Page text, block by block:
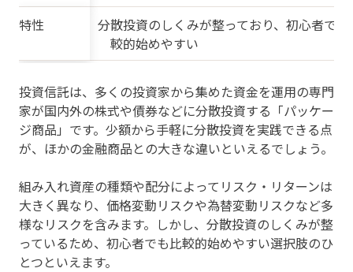
特性
分散投資のしくみが整っており、初心者でも
較的始めやすい
投資信託は、多くの投資家から集めた資金を運用の専門
家が国内外の株式や債券などに分散投資する「パッケー
ジ商品」です。少額から手軽に分散投資を実践できる点
が、ほかの金融商品との大きな違いといえるでしょう。
組み入れ資産の種類や配分によってリスク・リターンは
大きく異なり、価格変動リスクや為替変動リスクなど多
様なリスクを含みます。しかし、分散投資のしくみが整
っているため、初心者でも比較的始めやすい選択肢のひ
とつといえます。